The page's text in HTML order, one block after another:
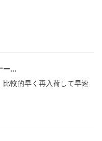
ー
較的早く再入荷して早速